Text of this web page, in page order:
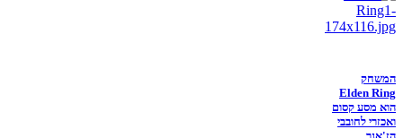
המשחק
Elden Ring
הוא מסע קסום
ואכזרי לחובבי